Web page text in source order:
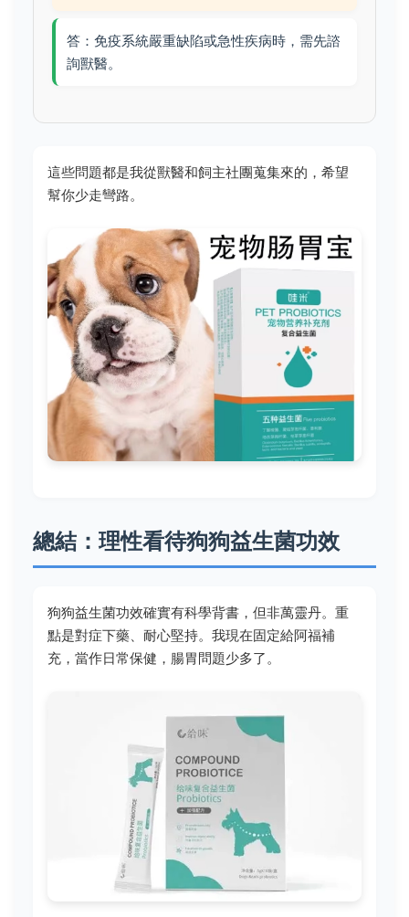
答：免疫系統嚴重缺陷或急性疾病時，需先諮
詢獸醫。
這些問題都是我從獸醫和飼主社團蒐集來的，希望
幫你少走彎路。
總結：理性看待狗狗益生菌功效
狗狗益生菌功效確實有科學背書，但非萬靈丹。重
點是對症下藥、耐心堅持。我現在固定給阿福補
充，當作日常保健，腸胃問題少多了。